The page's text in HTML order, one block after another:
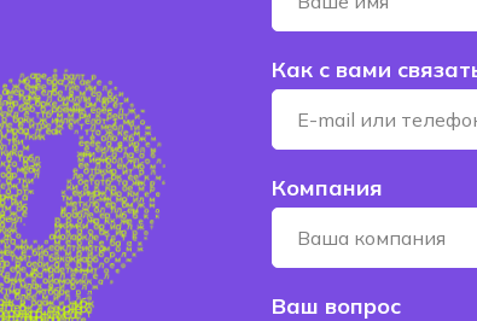
Как с вами
Компания
Ваш вопрос